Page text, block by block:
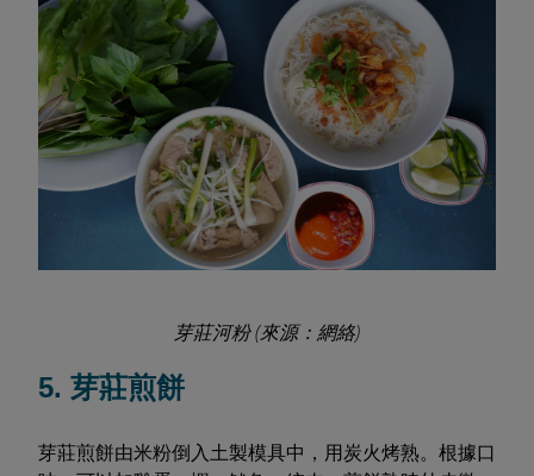
芽莊河粉 (來源：網絡)
5. 芽莊煎餅
芽莊煎餅由米粉倒入土製模具中，用炭火烤熟。根據口